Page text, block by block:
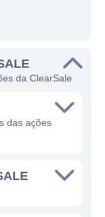
risco de
permitem
que
serviços
online.
da ClearSale
das ações